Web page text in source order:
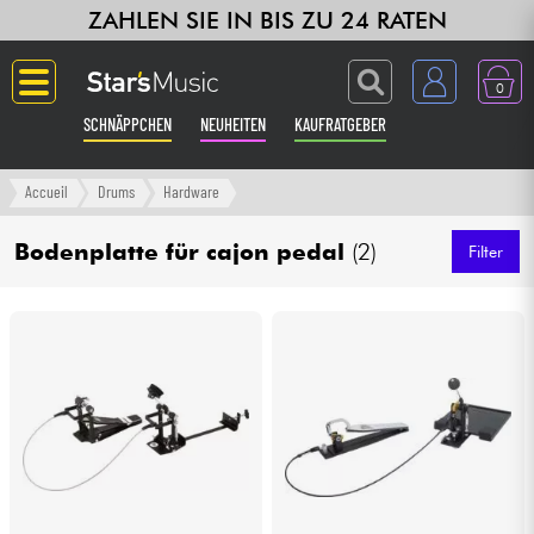
ZAHLEN SIE IN BIS ZU 24 RATEN
0
SCHNÄPPCHEN NEUHEITEN KAUFRATGEBER
Langue
Gitarre & Bass
Synths & samplers
Accueil Drums Hardware
Bodenplatte für cajon pedal (2) Filter